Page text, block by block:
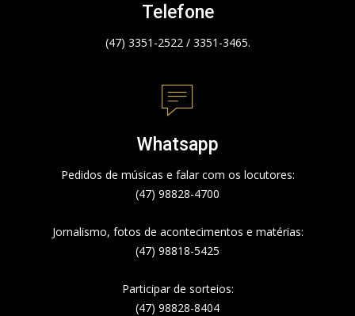
Telefone
(47) 3351-2522 / 3351-3465.
Whatsapp
Pedidos de músicas e falar com os locutores:
(47) 98828-4700
Jornalismo, fotos de acontecimentos e matérias:
(47) 98818-5425
Participar de sorteios:
(47) 98828-8404